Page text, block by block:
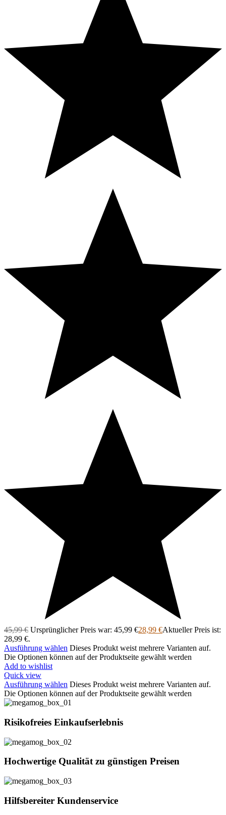
45,99€ Ursprünglicher Preis war: 45,99 €28,99 €Aktueller Preis ist:
28,99 €.
Ausführung wählen Dieses Produkt weist mehrere Varianten auf.
Die Optionen können auf der Produktseite gewählt werden
Add to wishlist
Quick view
Ausführung wählen Dieses Produkt weist mehrere Varianten auf.
Die Optionen können auf der Produktseite gewählt werden
Risikofreies Einkaufserlebnis
Hochwertige Qualität zu günstigen Preisen
Hilfsbereiter Kundenservice